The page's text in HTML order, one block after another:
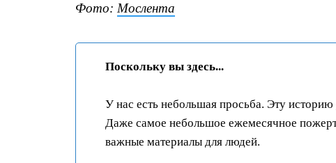
Фото: Мослента
Поскольку вы здесь...
У нас есть небольшая просьба. Эту историю
Даже самое небольшое ежемесячное
важные материалы для людей.